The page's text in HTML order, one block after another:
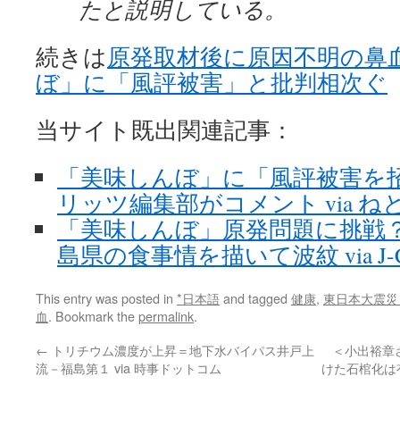
たと説明している。
続きは原発取材後に原因不明の
ぼ」に「風評被害」と批判相次ぐ
当サイト既出関連記事：
「美味しんぼ」に「風評被害
リッツ編集部がコメント via ね
「美味しんぼ」原発問題に挑
島県の食事情を描いて波紋 via
This entry was posted in *日本語and tagged 健康, 東日本大震
血. Bookmark thepermalink.
← トリチウム濃度が上昇＝地下水バイパス井戸上
流－福島第１ via 時事ドットコム
＜小出裕
けた石棺化